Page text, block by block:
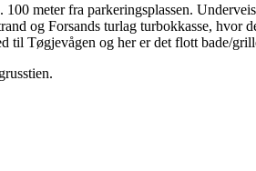
meter fra parkeringsplassen.
og Forsands turlag turbokkasse,
til Tøgjevågen og her er det flott bade/